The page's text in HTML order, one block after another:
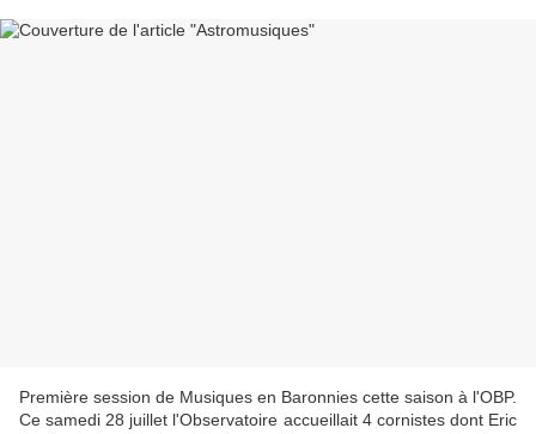
Première session de Musiques en Baronnies cette saison à l'OBP.
Ce samedi 28 juillet l'Observatoire accueillait 4 cornistes dont Eric